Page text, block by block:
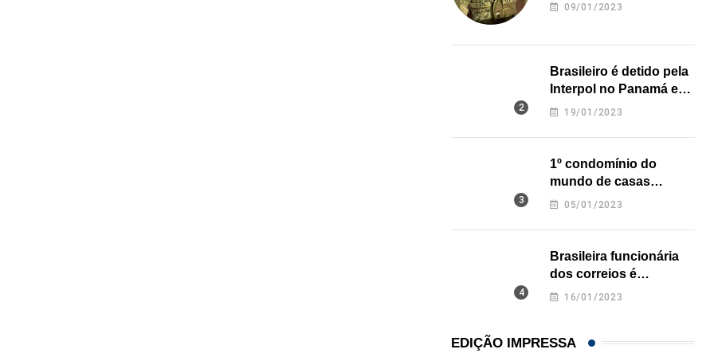
21/01/2026 09/01/2023
Brasileiro é detido pela
Interpol no Panamá e
pode pegar prisão
19/01/2023
1º condomínio do
mundo de casas
impressas em 3D é
05/01/2023
Brasileira funcionária
dos correios é
assassinada a facadas
16/01/2023
EDIÇÃO IMPRESSA